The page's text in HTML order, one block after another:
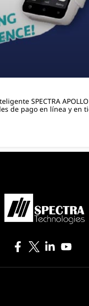
SPECTRA
de pago en línea y en